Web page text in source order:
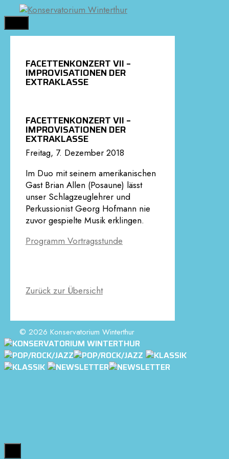
Springe
zum
Inhalt
FACETTENKONZERT VII –
IMPROVISATIONEN DER
EXTRAKLASSE
FACETTENKONZERT VII –
IMPROVISATIONEN DER
EXTRAKLASSE
Freitag, 7. Dezember 2018
Im Duo mit seinem amerikanischen
Gast Brian Allen (Posaune) lässt
unser Schlagzeuglehrer und
Perkussionist Georg Hofmann nie
zuvor gespielte Musik erklingen.
Programm Vortragsstunde
Zurück zur Übersicht
© 2026 Konservatorium Winterthur